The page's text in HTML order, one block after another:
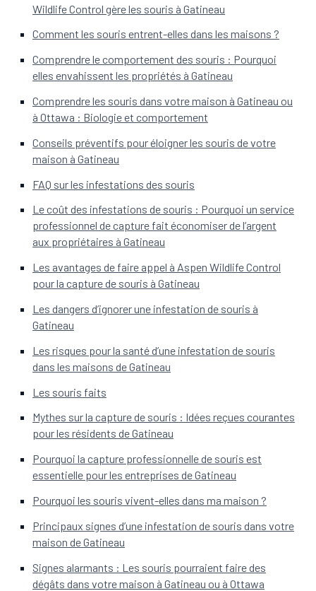
Wildlife Control gère les souris à Gatineau
Comment les souris entrent-elles dans les maisons ?
Comprendre le comportement des souris : Pourquoi
elles envahissent les propriétés à Gatineau
Comprendre les souris dans votre maison à Gatineau ou
à Ottawa : Biologie et comportement
Conseils préventifs pour éloigner les souris de votre
maison à Gatineau
FAQ sur les infestations des souris
Le coût des infestations de souris : Pourquoi un service
professionnel de capture fait économiser de l’argent
aux propriétaires à Gatineau
Les avantages de faire appel à Aspen Wildlife Control
pour la capture de souris à Gatineau
Les dangers d’ignorer une infestation de souris à
Gatineau
Les risques pour la santé d’une infestation de souris
dans les maisons de Gatineau
Les souris faits
Mythes sur la capture de souris : Idées reçues courantes
pour les résidents de Gatineau
Pourquoi la capture professionnelle de souris est
essentielle pour les entreprises de Gatineau
Pourquoi les souris vivent-elles dans ma maison ?
Principaux signes d’une infestation de souris dans votre
maison de Gatineau
Signes alarmants : Les souris pourraient faire des
dégâts dans votre maison à Gatineau ou à Ottawa